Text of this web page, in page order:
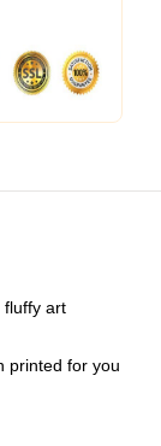
fluffy art
printed for you